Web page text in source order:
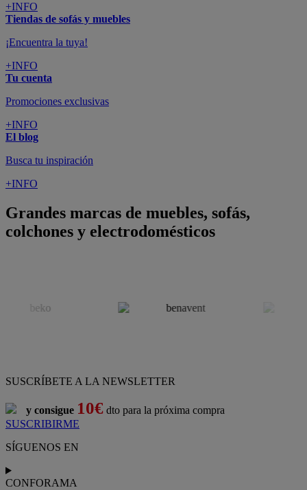
+INFO
Tiendas de sofás y muebles
¡Encuentra la tuya!
+INFO
Tu cuenta
Promociones exclusivas
+INFO
El blog
Busca tu inspiración
+INFO
Grandes marcas de muebles, sofás,
colchones y electrodomésticos
SUSCRÍBETE A LA NEWSLETTER
y consigue 10€ dto para la próxima compra
SUSCRIBIRME
SÍGUENOS EN
CONFORAMA